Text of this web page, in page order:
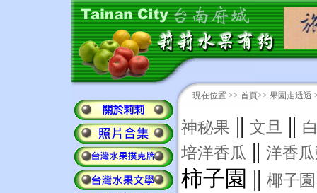
神秘果 || 文旦 ||
培洋香瓜 || 洋香
柿子園 || 椰子園
現在位置 >> 首頁>> 果園走透透